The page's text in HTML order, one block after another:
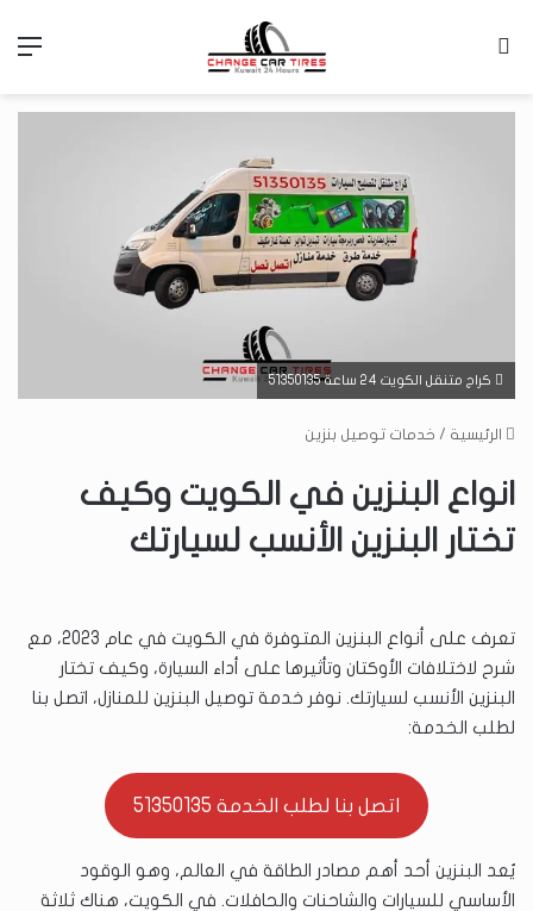
كراج متنقل الكويت 24 ساعة 51350135
الرئيسية / خدمات توصيل بنزين
انواع البنزين في الكويت وكيف
تختار البنزين الأنسب لسيارتك
تعرف على أنواع البنزين المتوفرة في الكويت في عام 2023، مع
شرح لاختلافات الأوكتان وتأثيرها على أداء السيارة، وكيف تختار
البنزين الأنسب لسيارتك. نوفر خدمة توصيل البنزين للمنازل، اتصل بنا
لطلب الخدمة:
اتصل بنا لطلب الخدمة 51350135
يُعد البنزين أحد أهم مصادر الطاقة في العالم، وهو الوقود
الأساسي للسيارات والشاحنات والحافلات. في الكويت، هناك ثلاثة